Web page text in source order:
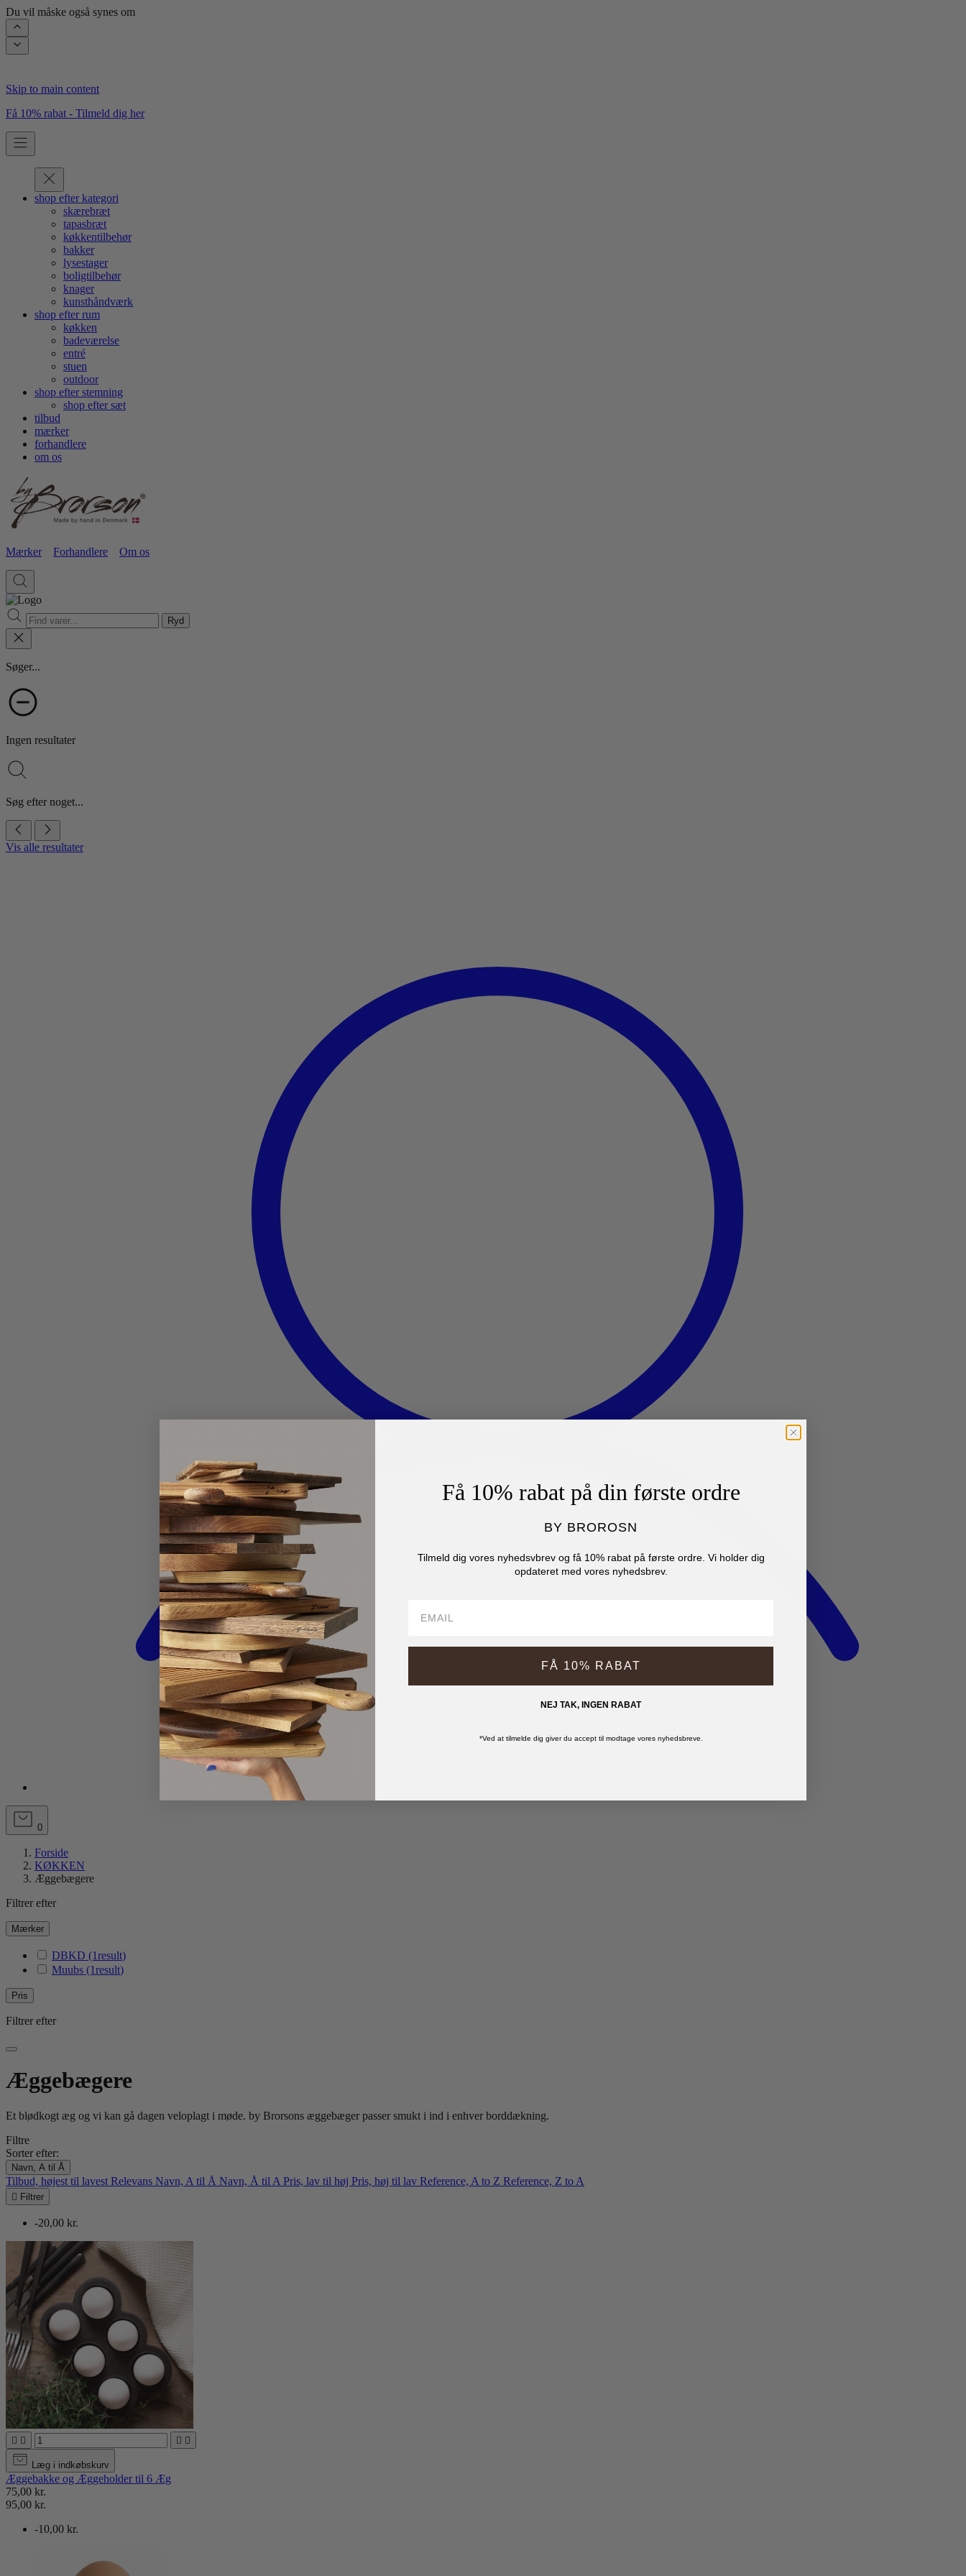
Du vil måske også synes om
Skip to main content
Få 10% rabat - Tilmeld dig her
shop efter kategori
skærebræt
tapasbræt
køkkentilbehør
bakker
lysestager
boligtilbehør
knager
kunsthåndværk
shop efter rum
køkken
badeværelse
entré
stuen
outdoor
shop efter stemning
shop efter sæt
tilbud
mærker
forhandlere
om os
Mærker Forhandlere Om os
Ryd
Søger...
Ingen resultater
Søg efter noget...
Vis alle resultater
0
Forside
KØKKEN
Æggebægere
Filtrer efter
Mærker
DBKD (1result)
Muubs (1result)
Pris
Filtrer efter
Æggebægere
Et blødkogt æg og vi kan gå dagen veloplagt i møde. by Brorsons æggebæger passer smukt i ind i enhver borddækning.
Filtre
Sorter efter:
Navn, A til Å
Tilbud, højest til lavest Relevans Navn, A til Å Navn, Å til A Pris, lav til høj Pris, høj til lav Reference, A to Z Reference, Z to A
 Filtrer
-20,00 kr.
   
Læg i indkøbskurv
Æggebakke og Æggeholder til 6 Æg
75,00 kr.
95,00 kr.
-10,00 kr.
Få 10% rabat på din første ordre
BY BROROSN
Tilmeld dig vores nyhedsvbrev og få 10% rabat på første ordre. Vi holder dig
opdateret med vores nyhedsbrev.
FÅ 10% RABAT
NEJ TAK, INGEN RABAT
*Ved at tilmelde dig giver du accept til modtage vores nyhedsbreve.